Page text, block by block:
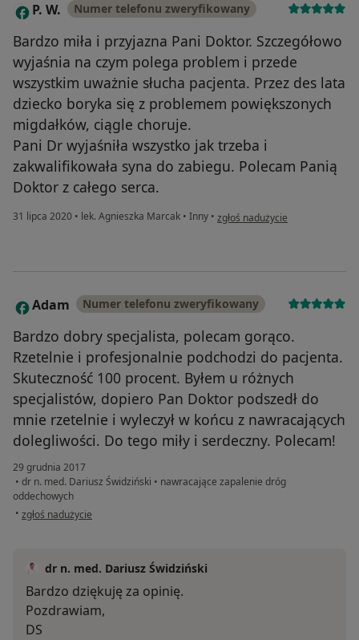
P P. W. Numer telefonu zweryfikowany
Bardzo miła i przyjazna Pani Doktor. Szczegółowo
wyjaśnia na czym polega problem i przede
wszystkim uważnie słucha pacjenta. Przez des lata
dziecko boryka się z problemem powiększonych
migdałków, ciągle choruje.
Pani Dr wyjaśniła wszystko jak trzeba i
zakwalifikowała syna do zabiegu. Polecam Panią
Doktor z całego serca.
31 lipca 2020 • lek. Agnieszka Marcak • Inny • w opinii użytkownika P. W.
zgłoś nadużycie
A Adam Numer telefonu zweryfikowany
Bardzo dobry specjalista, polecam gorąco.
Rzetelnie i profesjonalnie podchodzi do pacjenta.
Skuteczność 100 procent. Byłem u różnych
specjalistów, dopiero Pan Doktor podszedł do
mnie rzetelnie i wyleczył w końcu z nawracających
dolegliwości. Do tego miły i serdeczny. Polecam!
29 grudnia 2017
• dr n. med. Dariusz Świdziński • nawracające zapalenie dróg
oddechowych
• w opinii użytkownika Adam
zgłoś nadużycie
dr n. med. Dariusz Świdziński
Bardzo dziękuję za opinię.
Pozdrawiam,
DS